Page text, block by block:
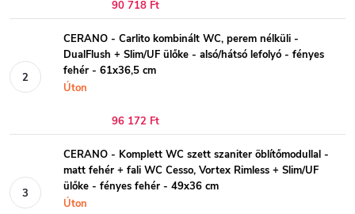
90 718 Ft
CERANO - Carlito kombinált WC, perem nélküli -
DualFlush + Slim/UF ülőke - alsó/hátsó lefolyó - fényes
fehér - 61x36,5 cm
Úton
96 172 Ft
CERANO - Komplett WC szett szaniter öblítőmodullal -
matt fehér + fali WC Cesso, Vortex Rimless + Slim/UF
ülőke - fényes fehér - 49x36 cm
Úton